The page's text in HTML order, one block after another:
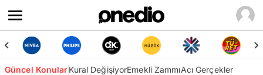
Güncel KonularKural DeğişiyorEmekli ZammıAcı Gerçekler